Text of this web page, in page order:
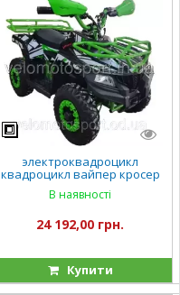
электроквадроцикл
квадроцикл вайпер кросер
Viper-Crosser NEW EATV
90707 1000W/36V
В наявності
24 192,00 грн.
Купити